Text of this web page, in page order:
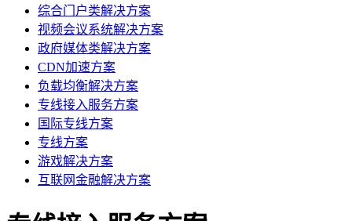
电信直营数据中心
移动机柜租用
移动T4级数据中心
增值服务
企业邮局
权威安全认证
数据备份
综合门户类解决方案
视频会议系统解决方案
政府媒体类解决方案
CDN加速方案
负载均衡解决方案
专线接入服务方案
国际专线方案
专线方案
游戏解决方案
互联网金融解决方案